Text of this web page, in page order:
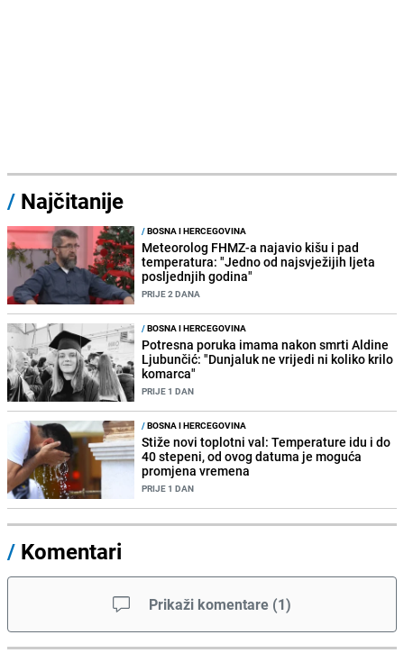
/ Najčitanije
/BOSNA I HERCEGOVINA
Meteorolog FHMZ-a najavio kišu i pad
temperatura: "Jedno od najsvježijih ljeta
posljednjih godina"
PRIJE 2 DANA
/BOSNA I HERCEGOVINA
Potresna poruka imama nakon smrti Aldine
Ljubunčić: "Dunjaluk ne vrijedi ni koliko krilo
komarca"
PRIJE 1 DAN
/BOSNA I HERCEGOVINA
Stiže novi toplotni val: Temperature idu i do
40 stepeni, od ovog datuma je moguća
promjena vremena
PRIJE 1 DAN
/ Komentari
Prikaži komentare (1)